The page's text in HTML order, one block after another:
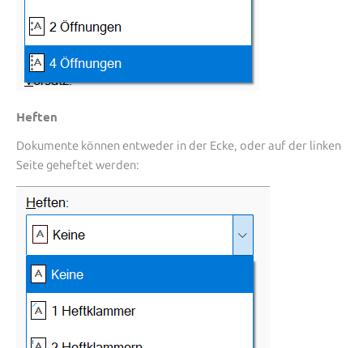
Heften
Dokumente können entweder in der Ecke, oder auf der linken
Seite geheftet werden: